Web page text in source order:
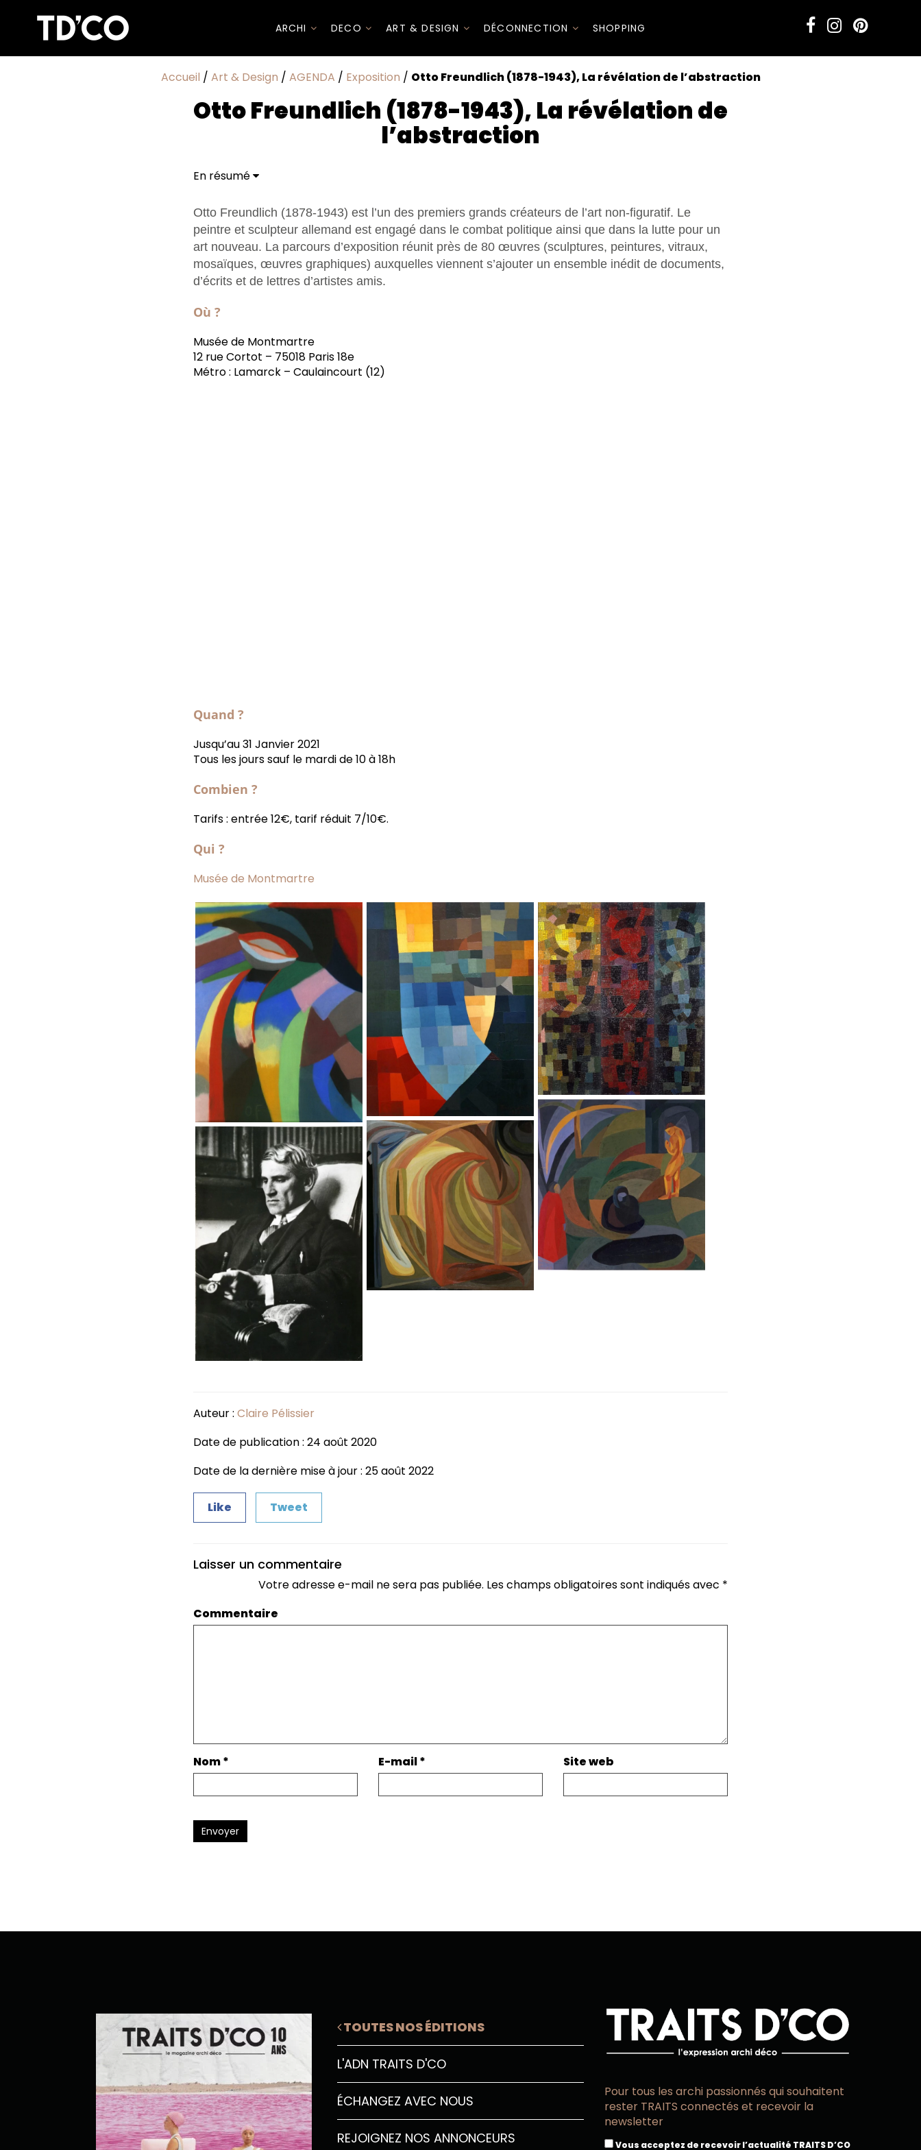
ARCHI DECO ART & DESIGN DÉCONNECTION SHOPPING
Accueil / Art & Design / AGENDA / Exposition / Otto Freundlich (1878-1943), La révélation de l’abstraction
Otto Freundlich (1878-1943), La révélation de
l’abstraction
En résumé
Otto Freundlich (1878-1943) est l’un des premiers grands créateurs de l’art non-figuratif. Le
peintre et sculpteur allemand est engagé dans le combat politique ainsi que dans la lutte pour un
art nouveau. La parcours d’exposition réunit près de 80 œuvres (sculptures, peintures, vitraux,
mosaïques, œuvres graphiques) auxquelles viennent s’ajouter un ensemble inédit de documents,
d’écrits et de lettres d’artistes amis.
Où ?
Musée de Montmartre
12 rue Cortot – 75018 Paris 18e
Métro : Lamarck – Caulaincourt (12)
Quand ?
Jusqu’au 31 Janvier 2021
Tous les jours sauf le mardi de 10 à 18h
Combien ?
Tarifs : entrée 12€, tarif réduit 7/10€.
Qui ?
Musée de Montmartre
Auteur : Claire Pélissier
Date de publication : 24 août 2020
Date de la dernière mise à jour : 25 août 2022
Like Tweet
Laisser un commentaire
Votre adresse e-mail ne sera pas publiée. Les champs obligatoires sont indiqués avec *
Commentaire
Nom* E-mail* Site web
Envoyer
TOUTES NOS ÉDITIONS
L'ADN TRAITS D'CO
ÉCHANGEZ AVEC NOUS
REJOIGNEZ NOS ANNONCEURS
Pour tous les archi passionnés qui souhaitent
rester TRAITS connectés et recevoir la
newsletter
Vous acceptez de recevoir l’actualité TRAITS D’CO